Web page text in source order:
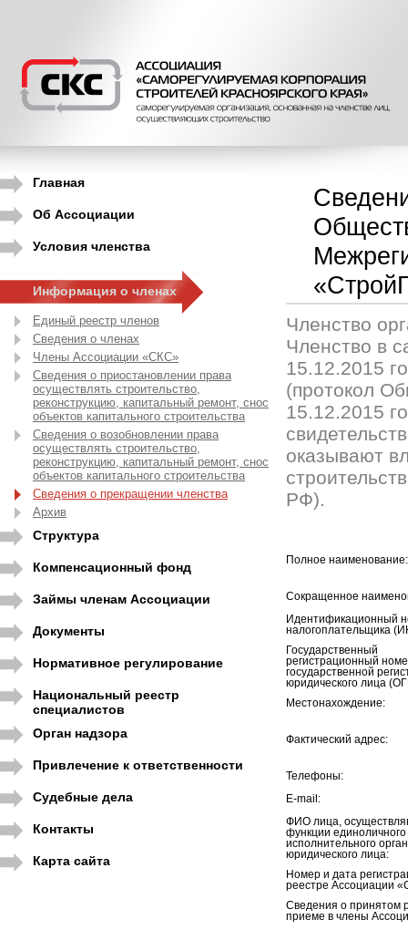
Главная
Об Ассоциации
Условия членства
Информация о членах
Единый реестр членов
Сведения о членах
Члены Ассоциации «СКС»
Сведения о приостановлении права
осуществлять строительство,
реконструкцию, капитальный ремонт, снос
объектов капитального строительства
Сведения о возобновлении права
осуществлять строительство,
реконструкцию, капитальный ремонт, снос
объектов капитального строительства
Сведения о прекращении членства
Архив
Структура
Компенсационный фонд
Займы членам Ассоциации
Документы
Нормативное регулирование
Национальный реестр
специалистов
Орган надзора
Привлечение к ответственности
Судебные дела
Контакты
Карта сайта
Членство
Членство в
15.12.2015
(протокол
15.12.2015
оказывают
РФ).
Полное наименование:
Сокращенное
Идентификационный
налогоплательщика
Государственный
регистрационный
государственной
юридического лица
Местонахождение:
Фактический адрес:
Телефоны:
E-mail:
ФИО лица,
функции единоличного
исполнительного
юридического лица:
Номер и дата
реестре Ассоциации
Сведения о принятом
приеме в члены